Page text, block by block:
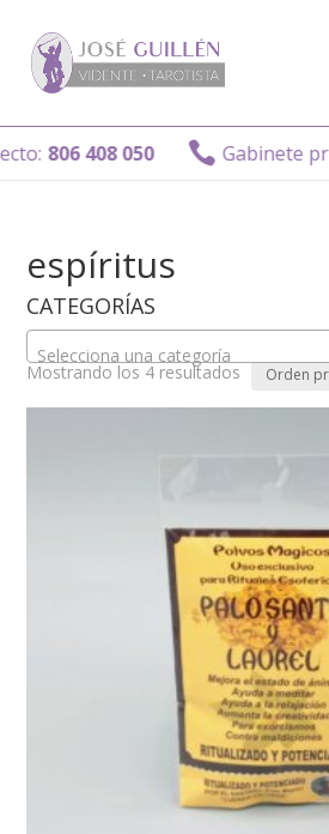
806 408 050  Gabinete
espíritus
CATEGORÍAS
Selecciona una categoría
Mostrando los 4 resultados